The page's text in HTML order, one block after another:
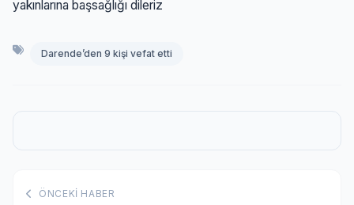
yakınlarına başsağlığı dileriz
Darende’den 9 kişi vefat etti
ÖNCEKI HABER